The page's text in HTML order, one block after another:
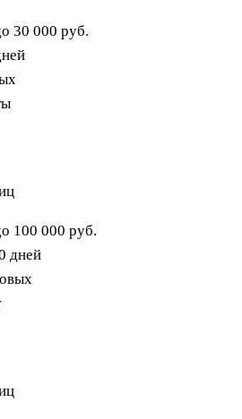
30 000 руб.
100 000 руб.
дней